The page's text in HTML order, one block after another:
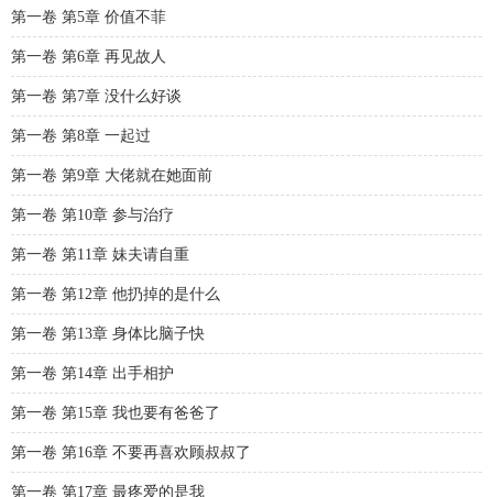
第一卷 第5章 价值不菲
第一卷 第6章 再见故人
第一卷 第7章 没什么好谈
第一卷 第8章 一起过
第一卷 第9章 大佬就在她面前
第一卷 第10章 参与治疗
第一卷 第11章 妹夫请自重
第一卷 第12章 他扔掉的是什么
第一卷 第13章 身体比脑子快
第一卷 第14章 出手相护
第一卷 第15章 我也要有爸爸了
第一卷 第16章 不要再喜欢顾叔叔了
第一卷 第17章 最疼爱的是我